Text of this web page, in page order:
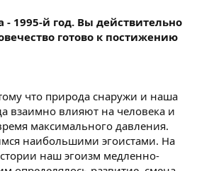
- 1995-й год. Вы действительно
готово к постижению
что природа снаружи и наша
взаимно влияют на человека и
максимального давления.
наибольшими эгоистами. На
наш эгоизм медленно-